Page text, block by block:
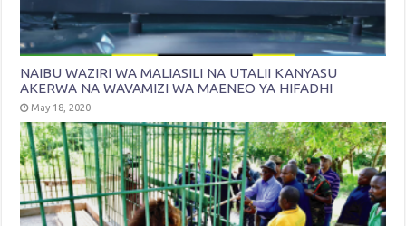
NAIBU WAZIRI WA MALIASILI NA UTALII KANYASU
AKERWA NA WAVAMIZI WA MAENEO YA HIFADHI
May 18, 2020